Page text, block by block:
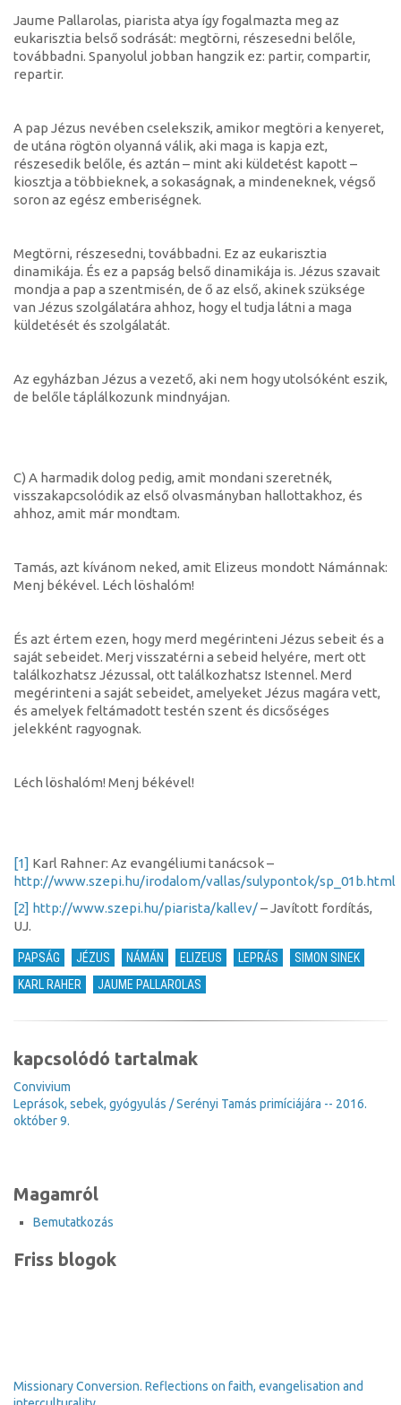
Jaume Pallarolas, piarista atya így fogalmazta meg az
eukarisztia belső sodrását: megtörni, részesedni belőle,
továbbadni. Spanyolul jobban hangzik ez: partir, compartir,
repartir.
A pap Jézus nevében cselekszik, amikor megtöri a kenyeret,
de utána rögtön olyanná válik, aki maga is kapja ezt,
részesedik belőle, és aztán – mint aki küldetést kapott –
kiosztja a többieknek, a sokaságnak, a mindeneknek, végső
soron az egész emberiségnek.
Megtörni, részesedni, továbbadni. Ez az eukarisztia
dinamikája. És ez a papság belső dinamikája is. Jézus szavait
mondja a pap a szentmisén, de ő az első, akinek szüksége
van Jézus szolgálatára ahhoz, hogy el tudja látni a maga
küldetését és szolgálatát.
Az egyházban Jézus a vezető, aki nem hogy utolsóként eszik,
de belőle táplálkozunk mindnyájan.
C) A harmadik dolog pedig, amit mondani szeretnék,
visszakapcsolódik az első olvasmányban hallottakhoz, és
ahhoz, amit már mondtam.
Tamás, azt kívánom neked, amit Elizeus mondott Námánnak:
Menj békével. Léch löshalóm!
És azt értem ezen, hogy merd megérinteni Jézus sebeit és a
saját sebeidet. Merj visszatérni a sebeid helyére, mert ott
találkozhatsz Jézussal, ott találkozhatsz Istennel. Merd
megérinteni a saját sebeidet, amelyeket Jézus magára vett,
és amelyek feltámadott testén szent és dicsőséges
jelekként ragyognak.
Léch löshalóm! Menj békével!
[1] Karl Rahner: Az evangéliumi tanácsok –
http://www.szepi.hu/irodalom/vallas/sulypontok/sp_01b.html
[2] http://www.szepi.hu/piarista/kallev/– Javított fordítás,
UJ.
PAPSÁG JÉZUS NÁMÁN ELIZEUS LEPRÁS
SIMON SINEK
KARL RAHER
JAUME PALLAROLAS
kapcsolódó tartalmak
Convivium
Leprások, sebek, gyógyulás / Serényi Tamás primíciájára -- 2016.
október 9.
Magamról
Bemutatkozás
Friss blogok
Missionary Conversion. Reflections on faith, evangelisation and